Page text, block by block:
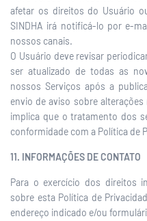
afetar os direitos do Usuário
SINDHA irá notificá-lo por e-
nossos canais.
O Usuário deve revisar
ser atualizado de todas as
nossos Serviços após a
envio de aviso sobre
implica que o tratamento dos
conformidade com a Política de
11. INFORMAÇÕES DE CONTATO
Para o exercício dos direitos
sobre esta Política de
endereço indicado e/ou